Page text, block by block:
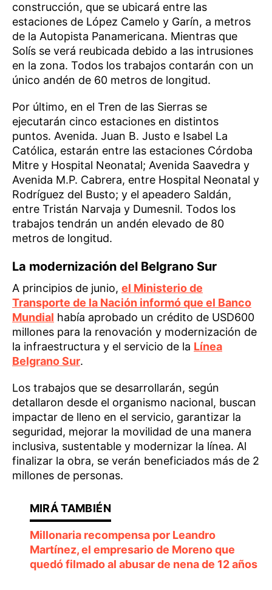
construcción, que se ubicará entre las
estaciones de López Camelo y Garín, a metros
de la Autopista Panamericana. Mientras que
Solís se verá reubicada debido a las intrusiones
en la zona. Todos los trabajos contarán con un
único andén de 60 metros de longitud.
Por último, en el Tren de las Sierras se
ejecutarán cinco estaciones en distintos
puntos. Avenida. Juan B. Justo e Isabel La
Católica, estarán entre las estaciones Córdoba
Mitre y Hospital Neonatal; Avenida Saavedra y
Avenida M.P. Cabrera, entre Hospital Neonatal y
Rodríguez del Busto; y el apeadero Saldán,
entre Tristán Narvaja y Dumesnil. Todos los
trabajos tendrán un andén elevado de 80
metros de longitud.
La modernización del Belgrano Sur
A principios de junio, el Ministerio de
Transporte de la Nación informó que el Banco
Mundial había aprobado un crédito de USD600
millones para la renovación y modernización de
la infraestructura y el servicio de la Línea
Belgrano Sur.
Los trabajos que se desarrollarán, según
detallaron desde el organismo nacional, buscan
impactar de lleno en el servicio, garantizar la
seguridad, mejorar la movilidad de una manera
inclusiva, sustentable y modernizar la línea. Al
finalizar la obra, se verán beneficiados más de 2
millones de personas.
Millonaria recompensa por Leandro
Martínez, el empresario de Moreno que
quedó filmado al abusar de nena de 12 años